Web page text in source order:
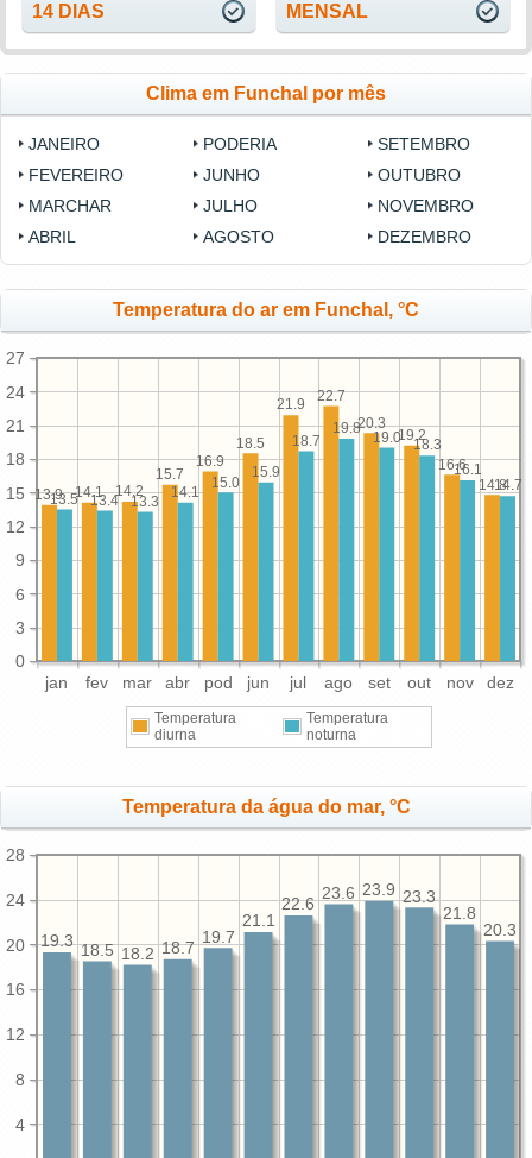
14 DIAS
MENSAL
Clima em Funchal por mês
JANEIRO
FEVEREIRO
MARCHAR
ABRIL
PODERIA
JUNHO
JULHO
AGOSTO
SETEMBRO
OUTUBRO
NOVEMBRO
DEZEMBRO
Temperatura do ar em Funchal, °C
jan fev mar abr pod jun jul ago set out nov dez
0
3
6
9
12
15
18
21
24
27
14.8
16.6
19.2
20.3
22.7
21.9
18.5
16.9
15.7
14.2
14.1
13.9
14.7
16.1
18.3
19.0
19.8
18.7
15.9
15.0
14.1
13.3
13.4
13.5
Temperatura
diurna
Temperatura
noturna
Temperatura da água do mar, °C
4
8
12
16
20
24
28
20.3
21.8
23.3
23.9
23.6
22.6
21.1
19.7
18.7
18.2
18.5
19.3